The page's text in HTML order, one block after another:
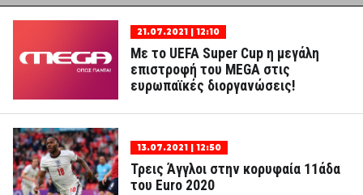
21.07.2021 | 12:10
Με το UEFA Super Cup η μεγάλη
επιστροφή του MEGA στις
ευρωπαϊκές διοργανώσεις!
13.07.2021 | 12:50
Τρεις Άγγλοι στην κορυφαία 11άδα
του Euro 2020